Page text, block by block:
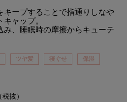
キープすることで指通りしなや
ャップ。
み、睡眠時の摩擦からキューテ
ツヤ髪 寝ぐせ 保湿
（税抜）